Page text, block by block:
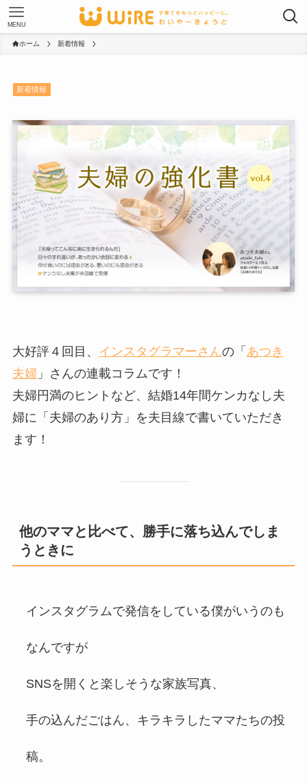
MENU
ホーム 新着情報
新着情報
大好評４回目、 インスタグラマーさんの「 あつき
夫婦 」さんの連載コラムです！
夫婦円満のヒントなど、結婚14年間ケンカなし夫
婦に「夫婦のあり方」を夫目線で書いていただき
ます！
他のママと比べて、勝手に落ち込んでしま
うときに
インスタグラムで発信をしている僕がいうのも
なんですが
SNSを開くと楽しそうな家族写真、
手の込んだごはん、キラキラしたママたちの投
稿。